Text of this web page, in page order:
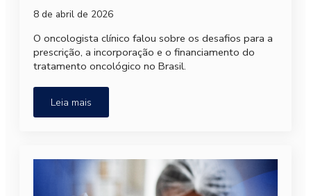
8 de abril de 2026
O oncologista clínico falou sobre os desafios para a
prescrição, a incorporação e o financiamento do
tratamento oncológico no Brasil.
Leia mais